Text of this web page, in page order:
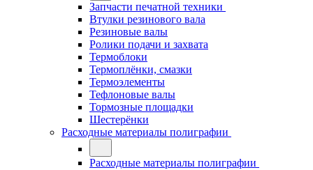
Запчасти печатной техники
Втулки резинового вала
Резиновые валы
Ролики подачи и захвата
Термоблоки
Термоплёнки, смазки
Термоэлементы
Тефлоновые валы
Тормозные площадки
Шестерёнки
Расходные материалы полиграфии
Расходные материалы полиграфии